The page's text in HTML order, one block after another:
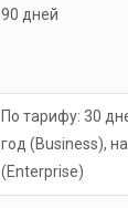
90 дней
По тарифу: 30
год (Business),
(Enterprise)